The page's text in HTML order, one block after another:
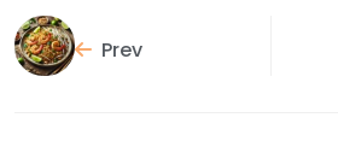
Prev